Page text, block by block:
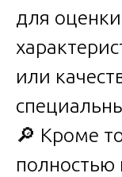
для
или
🔎 Кроме
полностью